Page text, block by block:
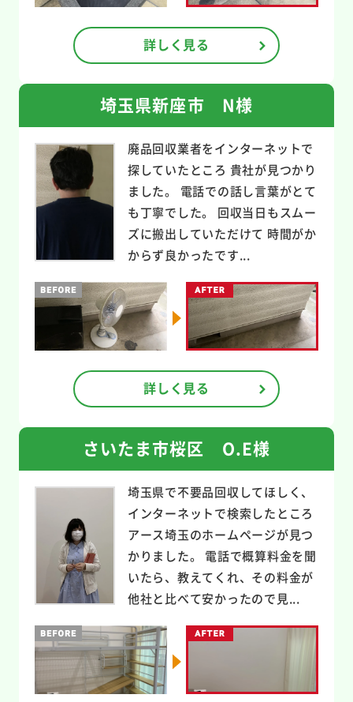
詳しく見る
埼玉県新座市 N様
廃品回収業者をインターネットで
探していたところ 貴社が見つかり
ました。 電話での話し言葉がとて
も丁寧でした。 回収当日もスムー
ズに搬出していただけて 時間がか
からず良かったです...
詳しく見る
さいたま市桜区 O.E様
埼玉県で不要品回収してほしく、
インターネットで検索したところ
アース埼玉のホームページが見つ
かりました。 電話で概算料金を聞
いたら、教えてくれ、その料金が
他社と比べて安かったので見...